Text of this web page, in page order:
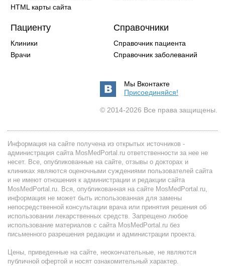
HTML карты сайта
Пациенту
Клиники
Врачи
Справочники
Справочник пациента
Справочник заболеваний
Мы Вконтакте
Присоединяйся!
© 2014-2026 Все права защищены.
Информация на сайте получена из открытых источников -
администрация сайта MosMedPortal.ru ответственности за нее не
несет. Все, опубликованные на сайте, отзывы о докторах и
клиниках являются оценочными суждениями пользователей сайта
и не имеют отношения к администрации и редакции сайта
MosMedPortal.ru. Вся, опубликованная на сайте MosMedPortal.ru,
информация не может быть использованная для замены
непосредственной консультации врача или принятия решения об
использовании лекарственных средств. Запрещено любое
использование материалов с сайта MosMedPortal.ru без
письменного разрешения редакции и администрации проекта.
Цены, приведенные на сайте, неокончательные, не являются
публичной офертой и носят ознакомительный характер.